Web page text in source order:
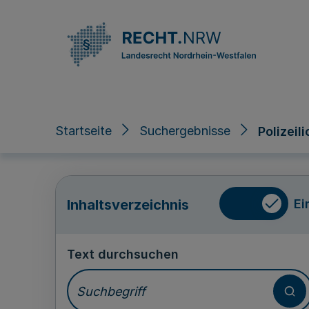
Startseite Suchergebnisse
Inhaltsverzeichnis
Text durchsuchen